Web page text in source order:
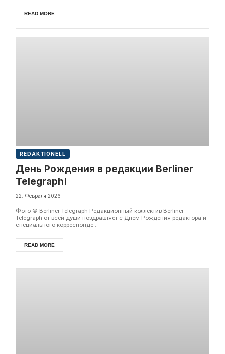
READ MORE
REDAKTIONELL
День Рождения в редакции Berliner
Telegraph!
22. Февраля 2026
Фото © Berliner Telegraph Редакционный коллектив Berliner
Telegraph от всей души поздравляет с Днём Рождения редактора и
специального корреспонде...
READ MORE